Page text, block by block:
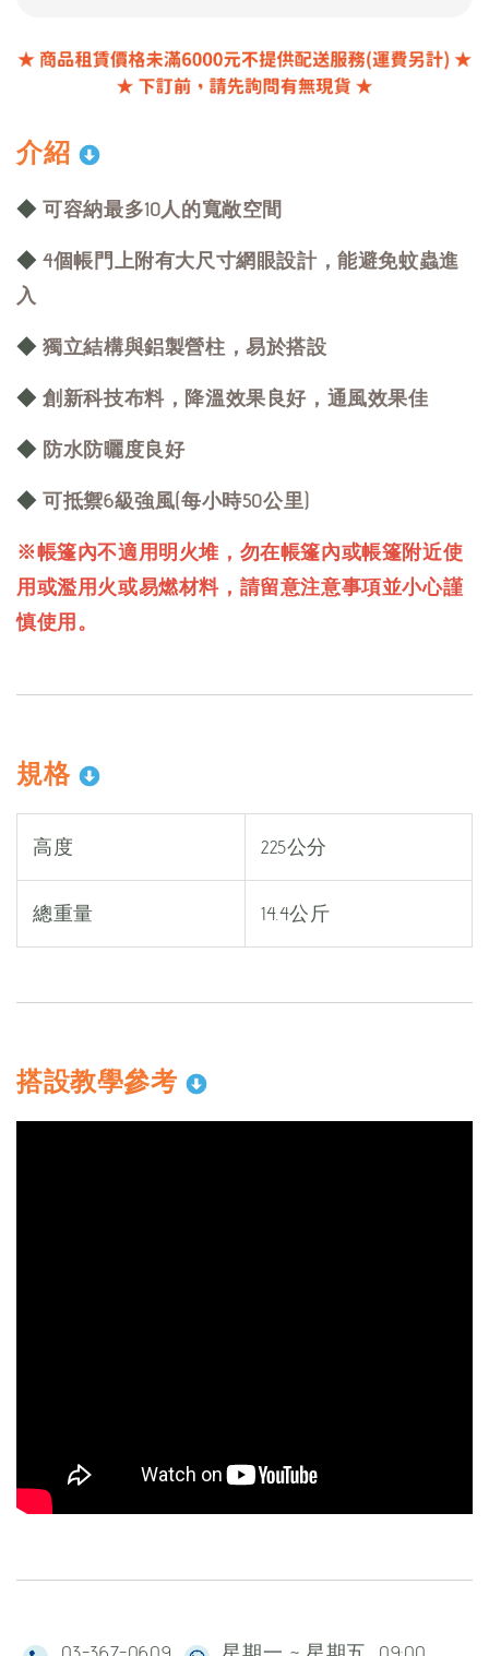
介紹
◆可容納最多10人的寬敞空間
◆4個帳門上附有大尺寸網眼設計，能避免蚊蟲進
入
◆獨立結構與鋁製營柱，易於搭設
◆創新科技布料，降溫效果良好，通風效果佳
◆ 防水防曬度良好
◆可抵禦6級強風(每小時50公里)
※帳篷內不適用明火堆，勿在帳篷內或帳篷附近使
用或濫用火或易燃材料，請留意注意事項並小心謹
慎使用。
規格
高度 225公分
總重量 14.4公斤
搭設教學參考